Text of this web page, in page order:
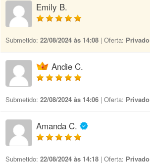
Emily B.
Submetido: 22/08/2024 às 14:08 | Oferta: Privado
Andie C.
Submetido: 22/08/2024 às 14:06 | Oferta: Privado
Amanda C.
Submetido: 22/08/2024 às 14:18 | Oferta: Privado